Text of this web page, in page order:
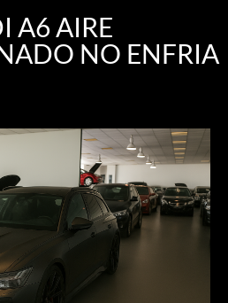
A6 AIRE
NO ENFRIA